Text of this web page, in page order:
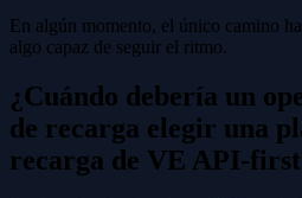
En algún momento, el único camino
algo capaz de seguir el ritmo.
¿Cuándo debería un
de recarga elegir una
recarga de VE API-